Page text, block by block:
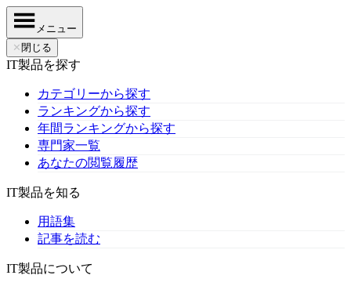
メニュー
✕ 閉じる
IT製品を探す
カテゴリーから探す
ランキングから探す
年間ランキングから探す
専門家一覧
あなたの閲覧履歴
IT製品を知る
用語集
記事を読む
IT製品について